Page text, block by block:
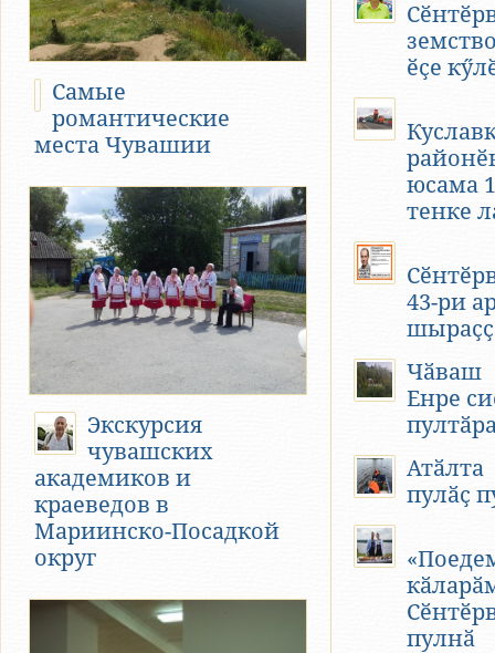
Самые
романтические
места Чувашии
Экскурсия
чувашских
академиков и
краеведов в
Мариинско-Посадкой
округ
ӗҫе
юсама
тенке
43-ри
Чӑваш
Енре
Атӑлта
пулӑҫ
пулнӑ